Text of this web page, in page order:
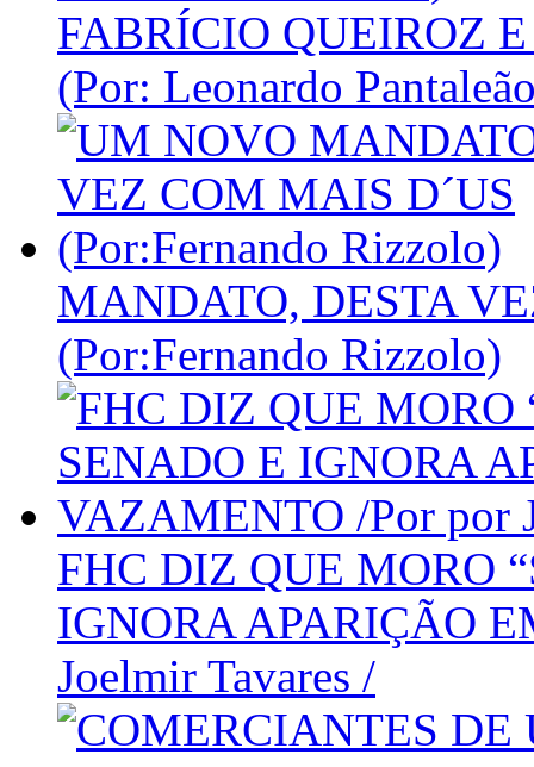
FABRÍCIO QUEIROZ
(Por: Leonardo
MANDATO, DESTA
(Por:Fernando Rizzolo)
FHC DIZ QUE MORO
IGNORA APARIÇÃO
Joelmir Tavares /